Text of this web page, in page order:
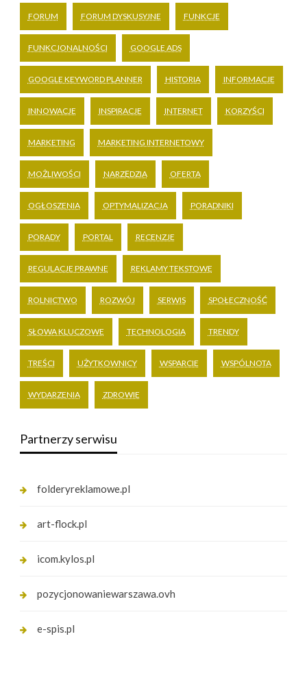
FORUM FORUM DYSKUSYJNE FUNKCJE
FUNKCJONALNOŚCI GOOGLE ADS
GOOGLE KEYWORD PLANNER HISTORIA INFORMACJE
INNOWACJE INSPIRACJE INTERNET KORZYŚCI
MARKETING MARKETING INTERNETOWY
MOŻLIWOŚCI NARZĘDZIA OFERTA
OGŁOSZENIA OPTYMALIZACJA PORADNIKI
PORADY PORTAL RECENZJE
REGULACJE PRAWNE REKLAMY TEKSTOWE
ROLNICTWO ROZWÓJ SERWIS SPOŁECZNOŚĆ
SŁOWA KLUCZOWE TECHNOLOGIA TRENDY
TREŚCI UŻYTKOWNICY WSPARCIE WSPÓLNOTA
WYDARZENIA ZDROWIE
Partnerzy serwisu
folderyreklamowe.pl
art-flock.pl
icom.kylos.pl
pozycjonowaniewarszawa.ovh
e-spis.pl